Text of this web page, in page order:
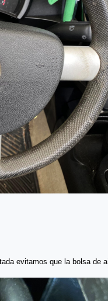
evitamos que la bolsa de